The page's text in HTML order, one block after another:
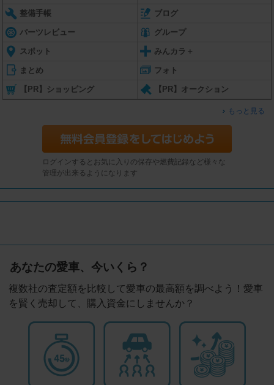
整備手帳 ブログ
パーツレビュー グループ
スポット みんカラ＋
まとめ フォト
【PR】ショッピング 【PR】オークション
もっと見る
ログインするとお気に入りの保存や燃費記録など様々な
管理が出来るようになります
あなたの愛車、今いくら？
複数社の査定額を比較して愛車の最高額を調べよう！愛車
を賢く売却して、購入資金にしませんか？